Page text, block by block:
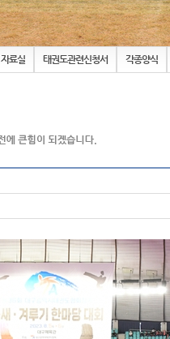
자료실 태권도관련신청서 각종양식